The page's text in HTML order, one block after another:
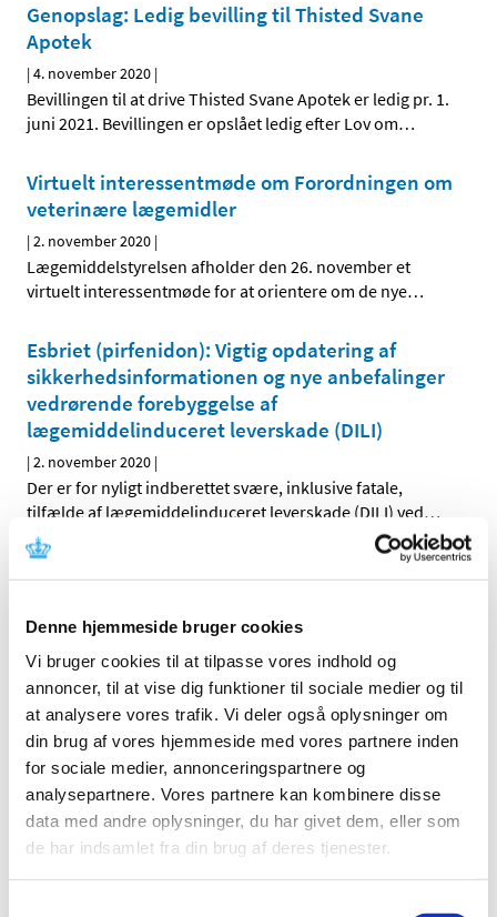
Denne hjemmeside bruger cookies
Vi bruger cookies til at tilpasse vores indhold og
annoncer, til at vise dig funktioner til sociale medier og til
at analysere vores trafik. Vi deler også oplysninger om
din brug af vores hjemmeside med vores partnere inden
for sociale medier, annonceringspartnere og
analysepartnere. Vores partnere kan kombinere disse
data med andre oplysninger, du har givet dem, eller som
de har indsamlet fra din brug af deres tjenester.
Genopslag: Ledig bevilling til Thisted Svane
Apotek
|4. november 2020 |
Bevillingen til at drive Thisted Svane Apotek er ledig pr. 1.
juni 2021. Bevillingen er opslået ledig efter Lov om…
Virtuelt interessentmøde om Forordningen om
veterinære lægemidler
|2. november 2020 |
Lægemiddelstyrelsen afholder den 26. november et
virtuelt interessentmøde for at orientere om de nye…
Esbriet (pirfenidon): Vigtig opdatering af
sikkerhedsinformationen og nye anbefalinger
vedrørende forebyggelse af
lægemiddelinduceret leverskade (DILI)
|2. november 2020 |
Der er for nyligt indberettet svære, inklusive fatale,
tilfælde af lægemiddelinduceret leverskade (DILI) ved…
Systemiske og inhalerede fluoroquinoloner:
|2. november 2020|
Indehavere af markedsføringstilladelserne for
fluoroquinolon-antibiotika vil gerne efter aftale med…
Global kampagne sætter endnu en gang fokus
på bivirkninger og vigtigheden i at indberette
formodede bivirkninger
|2. november 2020 |
En international kampagne med særligt fokus på
indberetning af bivirkninger er netop skudt i gang. For…